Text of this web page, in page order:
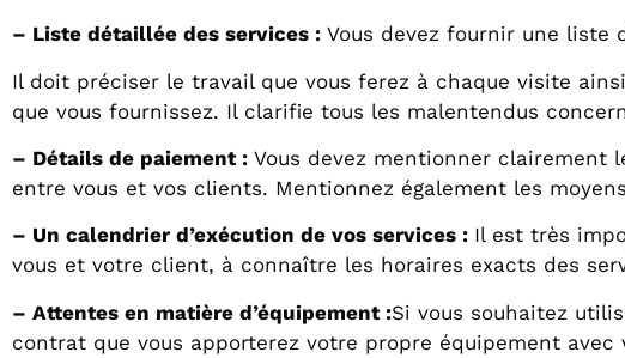
– Liste détaillée des services : Vous devez fournir une liste
Il doit préciser le travail que vous ferez à chaque visite
que vous fournissez. Il clarifie tous les malentendus
– Détails de paiement : Vous devez mentionner
entre vous et vos clients. Mentionnez également les
– Un calendrier d’exécution de vos services : Il est très
vous et votre client, à connaître les horaires exacts des
– Attentes en matière d’équipement :Si vous souhaitez
contrat que vous apporterez votre propre équipement